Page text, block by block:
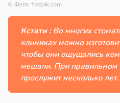
© Фото: freepik.com
Кстати :Во многих
клиниках можно
чтобы они ощущались
мешали. При правильном
прослужит несколько лет.